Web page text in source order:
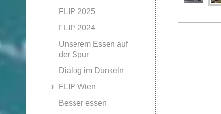
FLIP 2025
FLIP 2024
Unserem Essen auf
der Spur
Dialog im Dunkeln
FLIP Wien
Besser essen